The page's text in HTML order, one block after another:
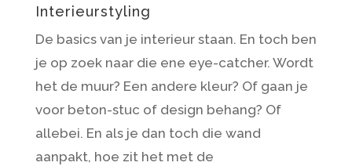
Interieurstyling
De basics van je interieur staan. En toch ben
je op zoek naar die ene eye-catcher. Wordt
het de muur? Een andere kleur? Of gaan je
voor beton-stuc of design behang? Of
allebei. En als je dan toch die wand
aanpakt, hoe zit het met de